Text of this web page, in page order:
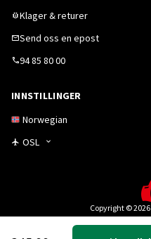
Klager & returer
Send oss en epost
94 85 80 00
INNSTILLINGER
Norwegian
OSL
Copyright ©